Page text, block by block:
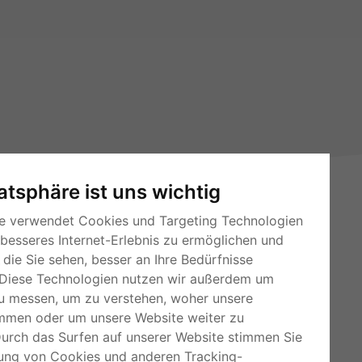
ist uns wichtig
verwendet Cookies und Targeting Technologien
Internet-Erlebnis zu ermöglichen und
Sie sehen, besser an Ihre Bedürfnisse
Technologien nutzen wir außerdem um
messen, um zu verstehen, woher unsere
oder um unsere Website weiter zu
das Surfen auf unserer Website stimmen Sie
von Cookies und anderen Tracking-
RSS-Feeds
Für Webmaster
Kleinanzeigen-Österreich